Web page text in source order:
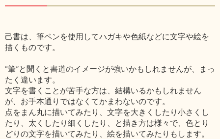
己書は、筆ペンを使用してハガキや色紙などに文字や絵を
描くものです。
“筆”と聞くと書道のイメージが強いかもしれませんが、まっ
たく違います。
文字を書くことが苦手な方は、結構いるかもしれません
が、お手本通りではなくてかまわないのです。
点をまん丸に描いてみたり、文字を大きくしたり小さくし
たり、太くしたり細くしたり、と描き方は様々で、色とり
どりの文字を描いてみたり、絵を描いてみたりもします。